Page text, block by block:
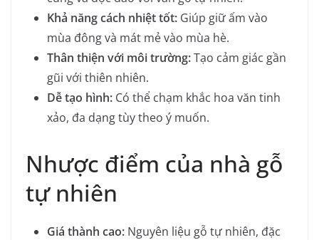
Khả năng cách nhiệt tốt: Giúp giữ ấm vào
mùa đông và mát mẻ vào mùa hè.
Thân thiện với môi trường:Tạo cảm giác gần
gũi với thiên nhiên.
Dễ tạo hình: Có thể chạm khắc hoa văn tinh
xảo, đa dạng tùy theo ý muốn.
Nhược điểm của nhà gỗ
tự nhiên
Giá thành cao: Nguyên liệu gỗ tự nhiên, đặc